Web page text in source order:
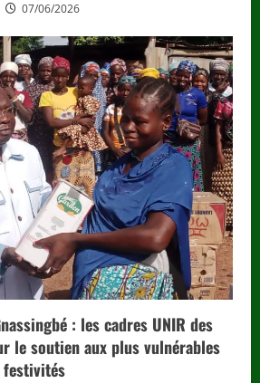
07/06/2026
: les cadres UNIR des
le soutien aux plus vulnérables